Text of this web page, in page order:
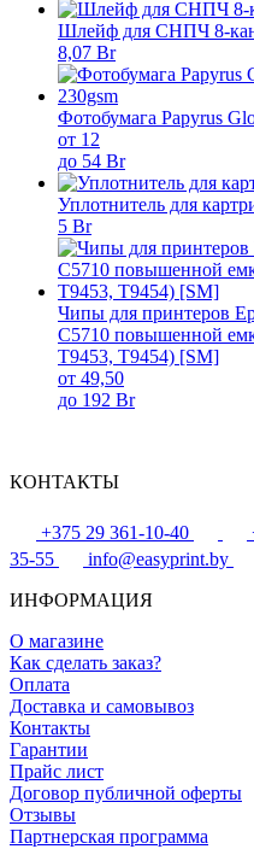
Шлейф для СНПЧ 8-
8,07 Br
Фотобумага Papyrus
от 12
до 54 Br
Уплотнитель для
5 Br
Чипы для принтеров
C5710 повышенной
T9453, T9454) [SM]
от 49,50
до 192 Br
КОНТАКТЫ
+375 29 361-10-40
35-55
info@easyprint.by
ИНФОРМАЦИЯ
О магазине
Как сделать заказ?
Оплата
Доставка и самовывоз
Контакты
Гарантии
Прайс лист
Договор публичной оферты
Отзывы
Партнерская программа